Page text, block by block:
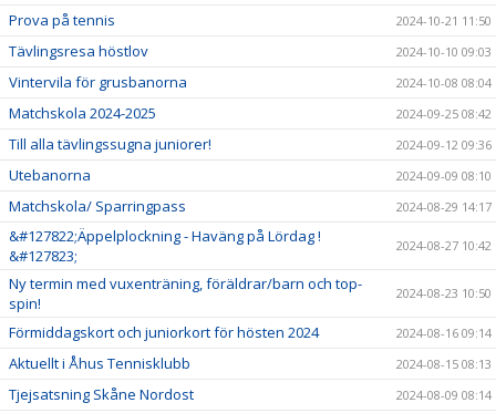
Prova på tennis 2024-10-21 11:50
Tävlingsresa höstlov 2024-10-10 09:03
Vintervila för grusbanorna 2024-10-08 08:04
Matchskola 2024-2025 2024-09-25 08:42
Till alla tävlingssugna juniorer! 2024-09-12 09:36
Utebanorna 2024-09-09 08:10
Matchskola/ Sparringpass 2024-08-29 14:17
&#127822;Äppelplockning - Haväng på Lördag !
&#127823;
2024-08-27 10:42
Ny termin med vuxenträning, föräldrar/barn och top-
spin!
2024-08-23 10:50
Förmiddagskort och juniorkort för hösten 2024 2024-08-16 09:14
Aktuellt i Åhus Tennisklubb 2024-08-15 08:13
Tjejsatsning Skåne Nordost 2024-08-09 08:14